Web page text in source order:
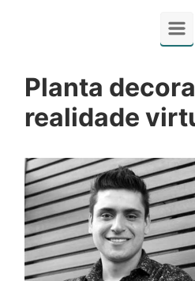
Planta
realidade